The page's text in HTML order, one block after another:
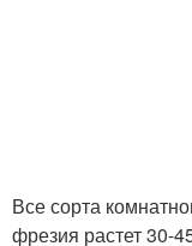
Все сорта
фрезия растет 30-